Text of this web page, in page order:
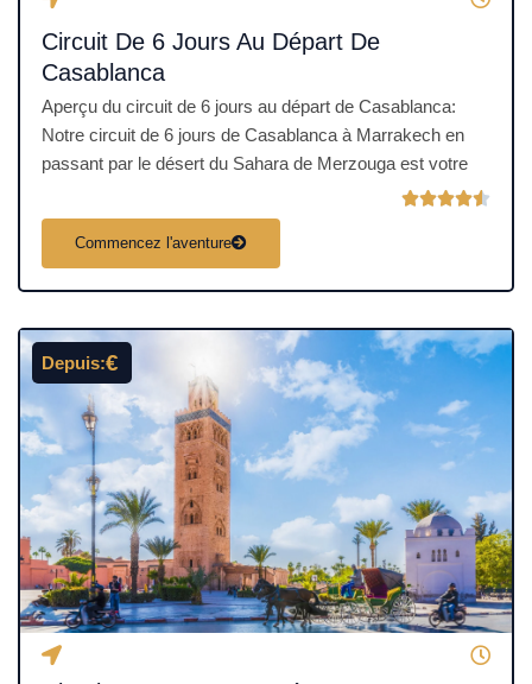
Circuit De 6 Jours Au Départ De
Casablanca
Aperçu du circuit de 6 jours au départ de Casablanca:
Notre circuit de 6 jours de Casablanca à Marrakech en
passant par le désert du Sahara de Merzouga est votre

Commencez l'aventure
Depuis:€